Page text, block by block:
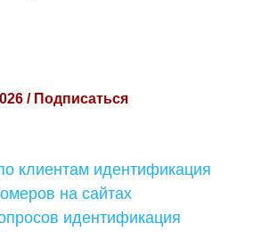
/ Подписаться
клиентам идентификация
на сайтах
идентификация